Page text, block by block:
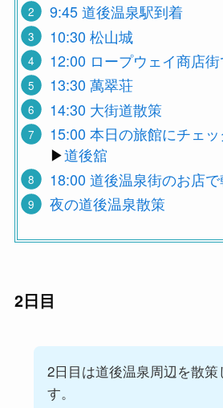
9:45 道後温泉駅到着
10:30 松山城
12:00 ロープウェイ商店
13:30 萬翠荘
14:30 大街道散策
15:00 本日の旅館にチェ
▶︎道後舘
18:00 道後温泉街のお店
夜の道後温泉散策
2日目
2日目は道後温泉周辺を散策
す。